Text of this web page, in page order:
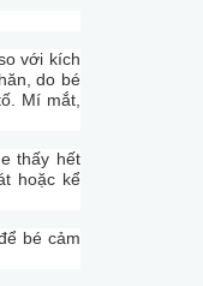
với kích
do bé
Mí mắt,
thấy hết
hoặc kể
bé cảm